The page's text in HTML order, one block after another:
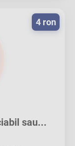
sau...
4 ron